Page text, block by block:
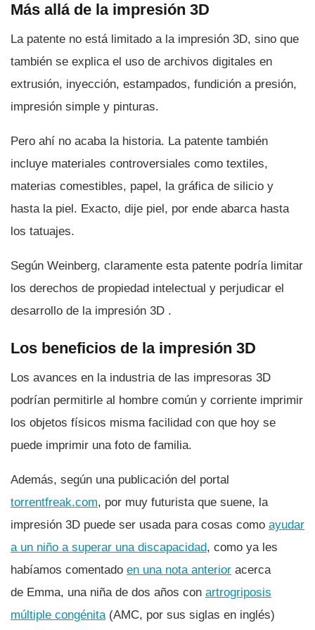
Más allá de la impresión 3D
La patente no está limitado a la impresión 3D, sino que
también se explica el uso de archivos digitales en
extrusión, inyección, estampados, fundición a presión,
impresión simple y pinturas.
Pero ahí­ no acaba la historia. La patente también
incluye materiales controversiales como textiles,
materias comestibles, papel, la gráfica de silicio y
hasta la piel. Exacto, dije piel, por ende abarca hasta
los tatuajes.
Según Weinberg, claramente esta patente podrí­a limitar
los derechos de propiedad intelectual y perjudicar el
desarrollo de la impresión 3D .
Los beneficios de la impresión 3D
Los avances en la industria de las impresoras 3D
podrí­an permitirle al hombre común y corriente imprimir
los objetos fí­sicos misma facilidad con que hoy se
puede imprimir una foto de familia.
Además, según una publicación del portal
torrentfreak.com, por muy futurista que suene, la
impresión 3D puede ser usada para cosas como ayudar
a un niño a superar una discapacidad, como ya les
habí­amos comentado en una nota anterior acerca
de Emma, una niña de dos años con artrogriposis
múltiple congénita (AMC, por sus siglas en inglés)